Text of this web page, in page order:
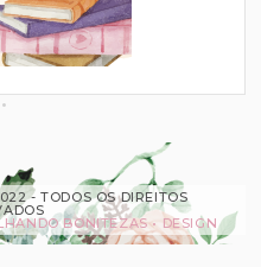
- TODOS OS DIREITOS
BONITEZAS • DESIGN